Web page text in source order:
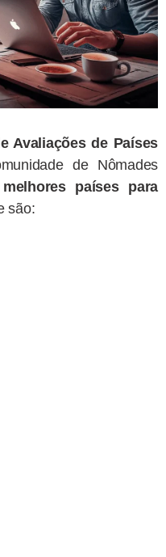
Avaliações de Países
de Nômades
países para
são: